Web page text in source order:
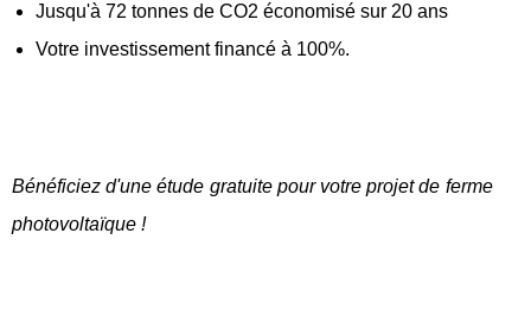
Jusqu'à 72 tonnes de CO2 économisé sur 20 ans
Votre investissement financé à 100%.
Bénéficiez d'une étude gratuite pour votre projet de ferme
photovoltaïque !